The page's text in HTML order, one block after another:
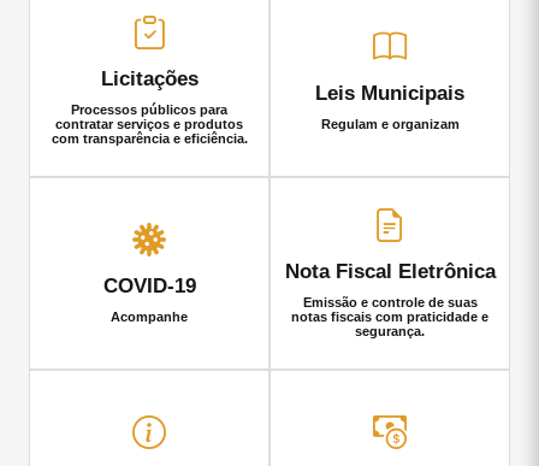
Licitações
Processos públicos para
contratar serviços e produtos
com transparência e eficiência.
Leis Municipais
Regulam e organizam
COVID-19
Acompanhe
Nota Fiscal Eletrônica
Emissão e controle de suas
notas fiscais com praticidade e
segurança.